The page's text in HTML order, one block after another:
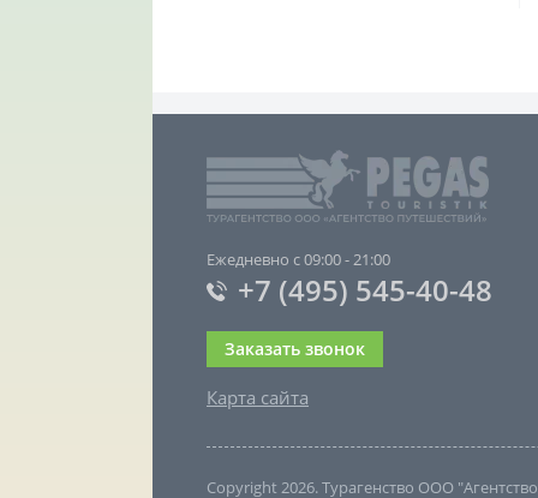
Ежедневно с 09:00 - 21:00
+7 (495) 545-40-48
Заказать звонок
Карта сайта
Copyright 2026. Турагенство ООО